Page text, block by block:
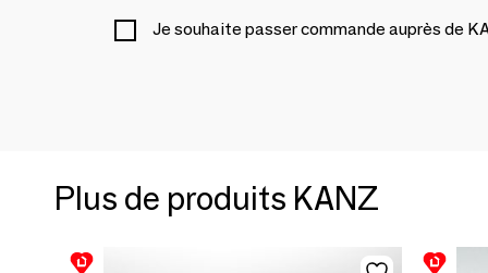
Je souhaite passer commande auprès de
Plus de produits KANZ